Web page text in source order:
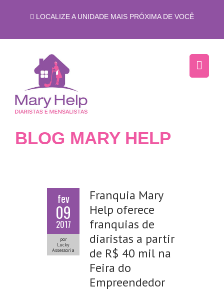
LOCALIZE A UNIDADE MAIS PRÓXIMA DE VOCÊ
BLOG MARY HELP
fev
09
2017
por
Lucky
Assessoria
Franquia Mary
Help oferece
franquias de
diaristas a partir
de R$ 40 mil na
Feira do
Empreendedor